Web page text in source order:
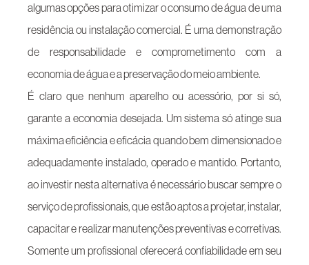
algumas opções para otimizar o consumo de água de uma
residência ou instalação comercial. É uma demonstração
de responsabilidade e comprometimento com a
economia de água e a preservação do meio ambiente.
É claro que nenhum aparelho ou acessório, por si só,
garante a economia desejada. Um sistema só atinge sua
máxima eficiência e eficácia quando bem dimensionado e
adequadamente instalado, operado e mantido. Portanto,
ao investir nesta alternativa é necessário buscar sempre o
serviço de profissionais, que estão aptos a projetar, instalar,
capacitar e realizar manutenções preventivas e corretivas.
Somente um profissional oferecerá confiabilidade em seu